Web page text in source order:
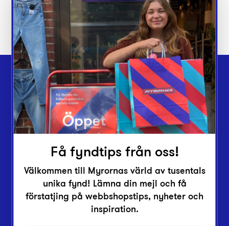
Webbshop
Butiker
Lämna in
Vårt överskott
Inlämningsplatser
Om Myrorna
Lediga jobb
Pressrum
Få fyndtips från oss!
Välkommen till Myrornas värld av tusentals
unika fynd! Lämna din mejl och få
förstatjing på webbshopstips, nyheter och
inspiration.